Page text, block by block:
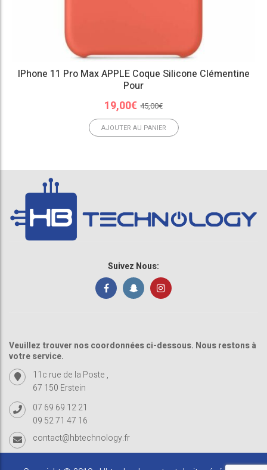
IPhone 11 Pro Max APPLE Coque Silicone Clémentine
Pour
45,00€
Le
prix
initial
19,00€ Le
prix
actuel
AJOUTER AU PANIER
Suivez Nous:
Veuillez trouver nos coordonnées ci-dessous. Nous restons à
votre service.
11c rue de la Poste ,
67 150 Erstein
07 69 69 12 21
09 52 71 47 16
contact@hbtechnology.fr